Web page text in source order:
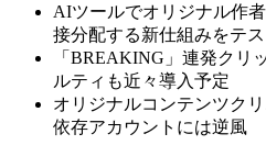
AIツールでオリジナル作
接分配する新仕組みをテ
「BREAKING」連発クリ
ルティも近々導入予定
オリジナルコンテンツク
依存アカウントには逆風